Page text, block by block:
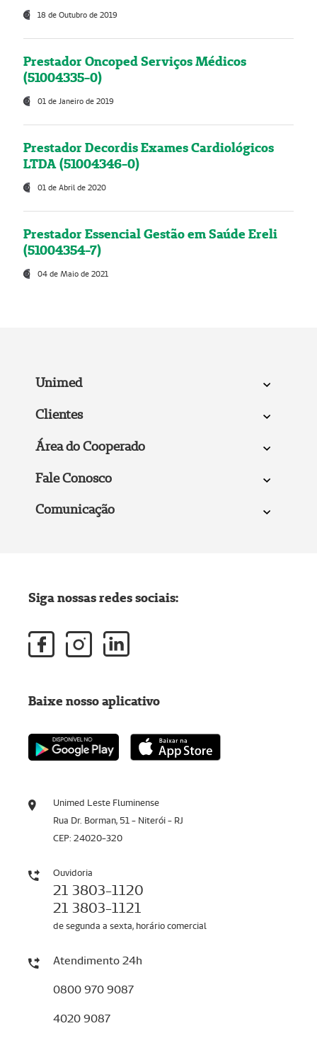
18 de Outubro de 2019
Prestador Oncoped Serviços Médicos
(51004335-0)
01 de Janeiro de 2019
Prestador Decordis Exames Cardiológicos
LTDA (51004346-0)
01 de Abril de 2020
Prestador Essencial Gestão em Saúde Ereli
(51004354-7)
04 de Maio de 2021
Unimed
Clientes
Área do Cooperado
Fale Conosco
Comunicação
Unimed Leste Fluminense
Rua Dr. Borman, 51 - Niterói - RJ
CEP: 24020-320
Ouvidoria
21 3803-1120
21 3803-1121
de segunda a sexta, horário comercial
Atendimento 24h
0800 970 9087
4020 9087
Siga nossas redes sociais:
Baixe nosso aplicativo